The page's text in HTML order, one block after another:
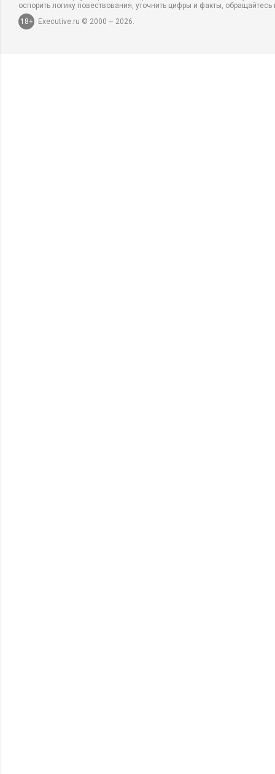
оспорить логику повествования, уточнить цифры и факты,
18+
Executive.ru © 2000 – 2026.